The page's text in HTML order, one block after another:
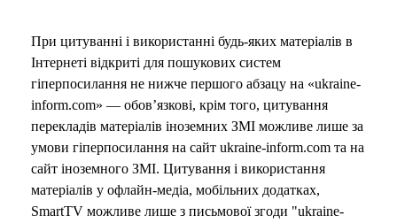
При цитуванні і використанні будь-яких матеріалів в
Інтернеті відкриті для пошукових систем
гіперпосилання не нижче першого абзацу на «ukraine-
inform.com» — обов’язкові, крім того, цитування
перекладів матеріалів іноземних ЗМІ можливе лише за
умови гіперпосилання на сайт ukraine-inform.com та на
сайт іноземного ЗМІ. Цитування і використання
матеріалів у офлайн-медіа, мобільних додатках,
SmartTV можливе лише з письмової згоди "ukraine-